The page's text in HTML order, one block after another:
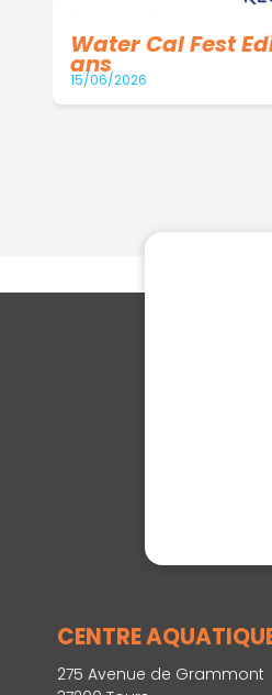
Water Cal Fest
ans
15/06/2026
CENTRE
275 Avenue de Grammont